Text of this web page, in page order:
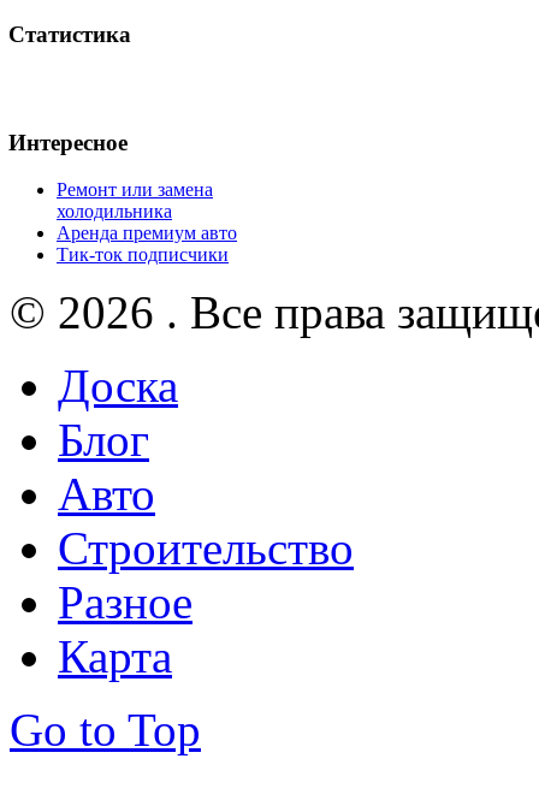
Статистика
Интересное
Ремонт или замена
холодильника
Аренда премиум авто
Тик-ток подписчики
© 2026 . Все права
Доска
Блог
Авто
Строительство
Разное
Карта
Go to Top